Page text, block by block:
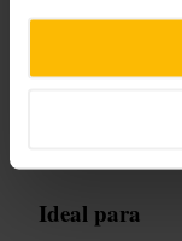
Ideal para